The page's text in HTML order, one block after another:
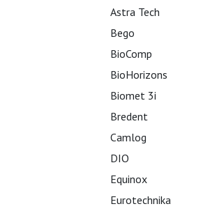
Astra Tech
Bego
BioComp
BioHorizons
Biomet 3i
Bredent
Camlog
DIO
Equinox
Eurotechnika